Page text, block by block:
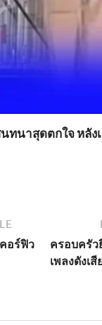
นทนาสุดตกใจ หลั
อร์ฟิว
ครอบครั
เพลงดังเ